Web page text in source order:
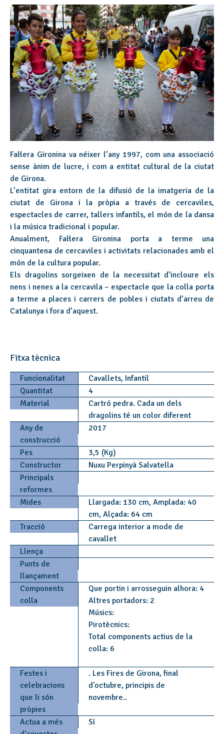
Fal·lera Gironina va néixer l’any 1997, com una associació
sense ànim de lucre, i com a entitat cultural de la ciutat
de Girona.
L’entitat gira entorn de la difusió de la imatgeria de la
ciutat de Girona i la pròpia a través de cercaviles,
espectacles de carrer, tallers infantils, el món de la dansa
i la música tradicional i popular.
Anualment, Fal·lera Gironina porta a terme una
cinquantena de cercaviles i activitats relacionades amb el
món de la cultura popular.
Els dragolins sorgeixen de la necessitat d’incloure els
nens i nenes a la cercavila – espectacle que la colla porta
a terme a places i carrers de pobles i ciutats d’arreu de
Catalunya i fora d’aquest.
Fitxa tècnica
Funcionalitat
Cavallets, Infantil
Quantitat
4
Material
Cartró pedra. Cada un dels
dragolins té un color diferent
Any de
construcció
2017
Pes
3,5 (Kg)
Constructor
Nuxu Perpinyà Salvatella
Principals
reformes
Mides
Llargada: 130 cm, Amplada: 40
cm, Alçada: 64 cm
Tracció
Carrega interior a mode de
cavallet
Llença
Punts de
llançament
Components
colla
Que portin i arrosseguin alhora: 4
Altres portadors: 2
Músics:
Pirotècnics:
Total components actius de la
colla: 6
Festes i
celebracions
que li són
pròpies
. Les Fires de Girona, final
d'octubre, principis de
novembre..
Actua a més
Sí